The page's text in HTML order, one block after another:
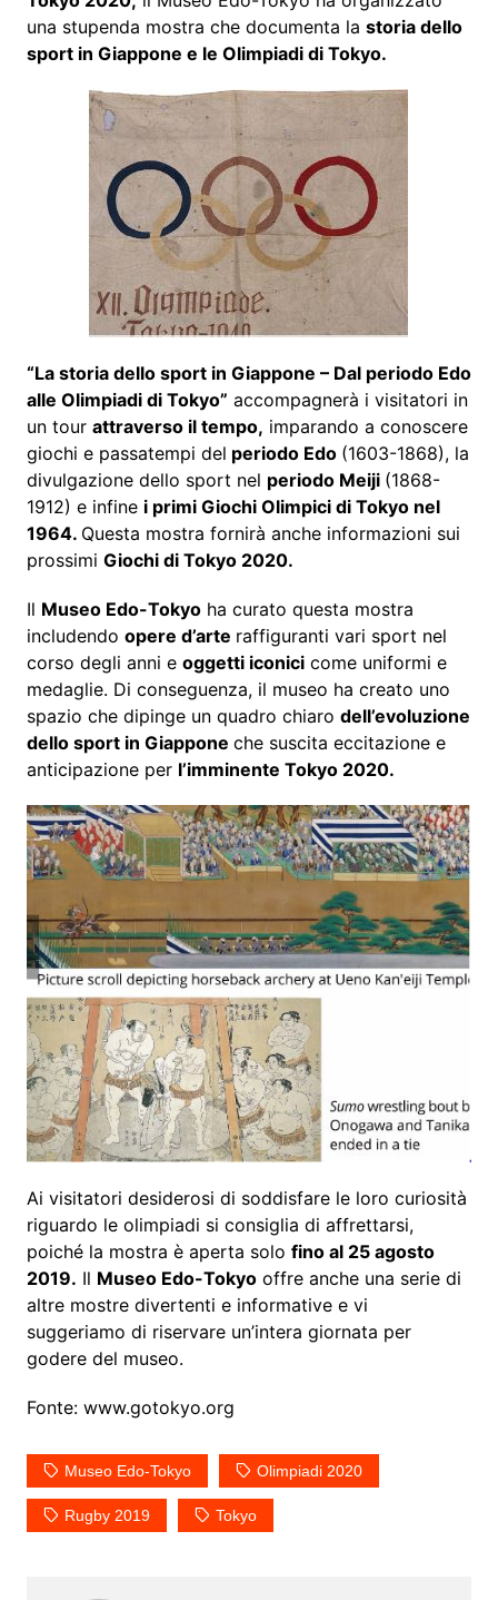
una stupenda mostra che documenta la storia dello
sport in Giappone e le Olimpiadi di Tokyo.
“La storia dello sport in Giappone – Dal periodo Edo
alle Olimpiadi di Tokyo” accompagnerà i visitatori in
un tour attraverso il tempo, imparando a conoscere
giochi e passatempi del periodo Edo (1603-1868), la
divulgazione dello sport nel periodo Meiji (1868-
1912) e infine i primi Giochi Olimpici di Tokyo nel
1964. Questa mostra fornirà anche informazioni sui
prossimi Giochi di Tokyo 2020.
Il Museo Edo-Tokyoha curato questa mostra
includendo opere d’arte raffiguranti vari sport nel
corso degli anni e oggetti iconicicome uniformi e
medaglie. Di conseguenza, il museo ha creato uno
spazio che dipinge un quadro chiaro dell’evoluzione
dello sport in Giappone che suscita eccitazione e
anticipazione per l’imminente Tokyo 2020.
Ai visitatori desiderosi di soddisfare le loro curiosità
riguardo le olimpiadi si consiglia di affrettarsi,
poiché la mostra è aperta solo fino al 25 agosto
2019. Il Museo Edo-Tokyooffre anche una serie di
altre mostre divertenti e informative e vi
suggeriamo di riservare un’intera giornata per
godere del museo.
Fonte: www.gotokyo.org
Museo Edo-Tokyo Olimpiadi 2020
Rugby 2019 Tokyo